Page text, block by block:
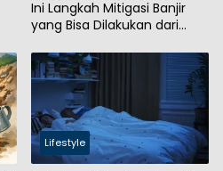
Ini Langkah Mitigasi Banjir
yang Bisa Dilakukan dari
Lifestyle